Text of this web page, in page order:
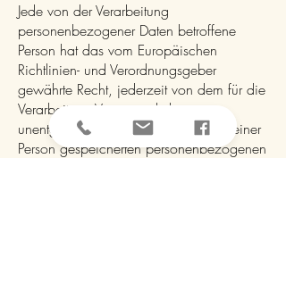
Jede von der Verarbeitung
personenbezogener Daten betroffene
Person hat das vom Europäischen
Richtlinien- und Verordnungsgeber
gewährte Recht, jederzeit von dem für die
Verarbeitung Verantwortlichen
unentgeltliche Auskunft über die zu seiner
Person gespeicherten personenbezogenen